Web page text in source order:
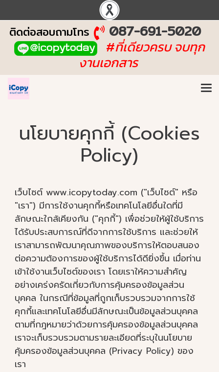
ติดต่อสอบถามโทร 087-691-5020
#ที่เดียวครบ จบทุก
งานเอกสาร
นโยบายคุกกี้ (Cookies
Policy)
เว็บไซต์ www.icopytoday.com ("เว็บไซต์" หรือ
"เรา") มีการใช้งานคุกกี้หรือเทคโนโลยีอื่นใดที่มี
ลักษณะใกล้เคียงกัน ("คุกกี้") เพื่อช่วยให้ผู้ใช้บริการ
ได้รับประสบการณ์ที่ดีจากการใช้บริการ และช่วยให้
เราสามารถพัฒนาคุณภาพของบริการให้ตอบสนอง
ต่อความต้องการของผู้ใช้บริการได้ดียิ่งขึ้น เมื่อท่าน
เข้าใช้งานเว็บไซต์ของเรา โดยเราให้ความสำคัญ
อย่างเคร่งครัดเกี่ยวกับการคุ้มครองข้อมูลส่วน
บุคคล ในกรณีที่ข้อมูลที่ถูกเก็บรวบรวมจากการใช้
คุกกี้และเทคโนโลยีอื่นมีลักษณะเป็นข้อมูลส่วนบุคคล
ตามที่กฎหมายว่าด้วยการคุ้มครองข้อมูลส่วนบุคคล
เราจะเก็บรวบรวมตามรายละเอียดที่ระบุในนโยบาย
คุ้มครองข้อมูลส่วนบุคคล (Privacy Policy) ของ
เรา